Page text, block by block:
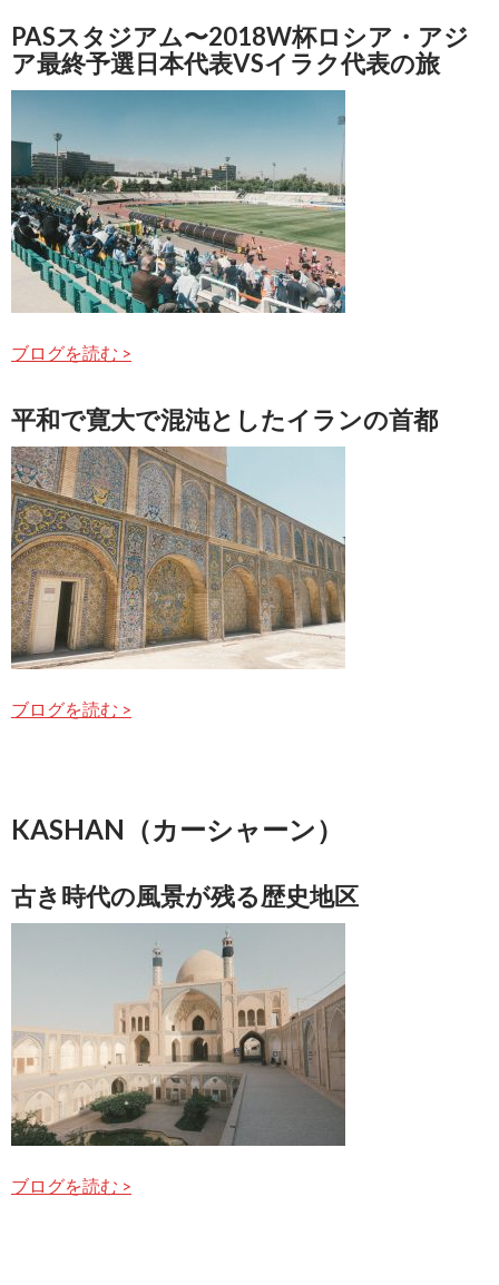
PASスタジアム〜2018W杯ロシア・アジ
ア最終予選日本代表VSイラク代表の旅
ブログを読む >
平和で寛大で混沌としたイランの首都
ブログを読む >
KASHAN（カーシャーン）
古き時代の風景が残る歴史地区
ブログを読む >